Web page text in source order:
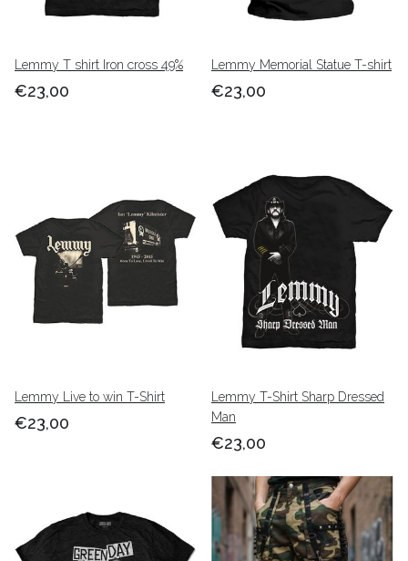
Lemmy T shirt Iron cross 49%
€23,00
Lemmy Memorial Statue T-shirt
€23,00
Lemmy Live to win T-Shirt
€23,00
Lemmy T-Shirt Sharp Dressed
Man
€23,00